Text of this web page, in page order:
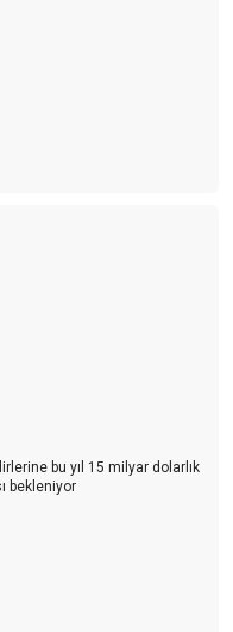
bu yıl 15 milyar dolarlık
bekleniyor